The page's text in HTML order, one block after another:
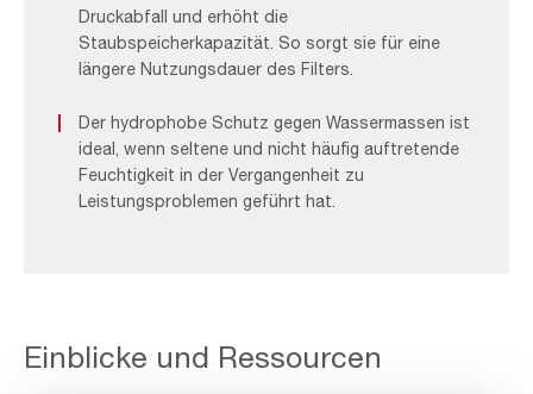
Druckabfall und erhöht die
Staubspeicherkapazität. So sorgt sie für eine
längere Nutzungsdauer des Filters.
Der hydrophobe Schutz gegen Wassermassen ist
ideal, wenn seltene und nicht häufig auftretende
Feuchtigkeit in der Vergangenheit zu
Leistungsproblemen geführt hat.
Einblicke und Ressourcen